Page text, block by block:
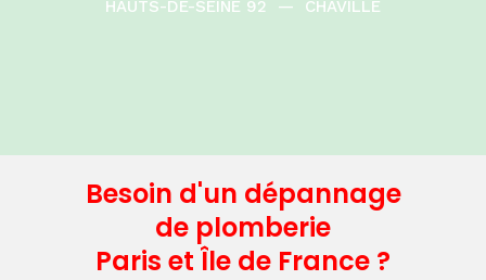
HAUTS-DE-SEINE 92
— CHAVILLE
Besoin d'un dépannage
de plomberie
Paris et Île de France ?